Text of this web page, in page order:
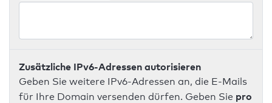
Zusätzliche IPv6-Adressen autorisieren
Geben Sie weitere IPv6-Adressen an, die E-Mails
für Ihre Domain versenden dürfen. Geben Sie pro